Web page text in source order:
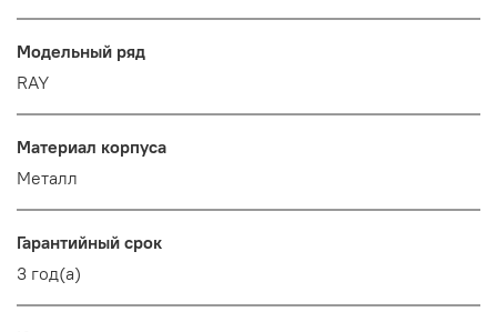
Модельный ряд
RAY
Материал корпуса
Металл
Гарантийный срок
3 год(а)